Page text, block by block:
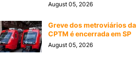
August 05, 2026
Greve dos metroviários da
CPTM é encerrada em SP
August 05, 2026